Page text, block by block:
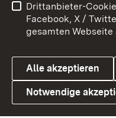
Link zum Landesportal
Barrierefreiheit
Cookies
Drittanbieter-
Facebook, X /
gesamten
Alle akzeptieren
Notwendige